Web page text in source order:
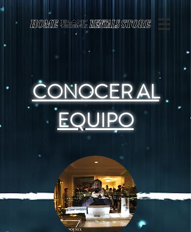
CONOCER AL
EQUIPO